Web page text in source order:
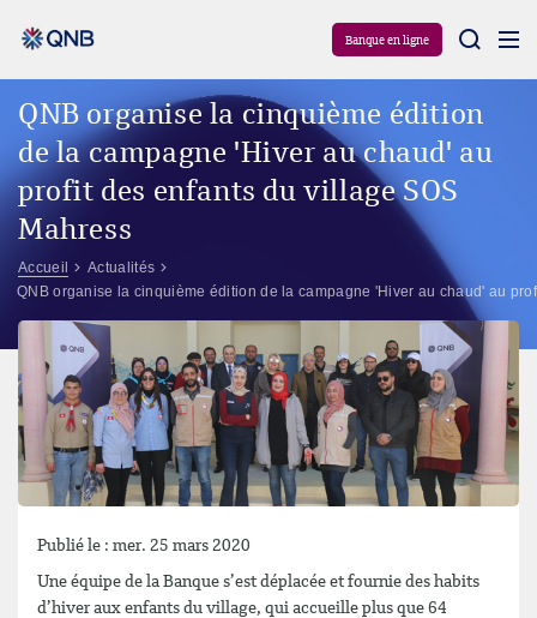
Banque en ligne
QNB organise la cinquième édition
de la campagne 'Hiver au chaud' au
profit des enfants du village SOS
Mahress
Accueil
Actualités
QNB organise la cinquième édition de la campagne 'Hiver au chaud' au
Publié le : mer. 25 mars 2020
Une équipe de la Banque s’est déplacée et fournie des habits
d’hiver aux enfants du village, qui accueille plus que 64